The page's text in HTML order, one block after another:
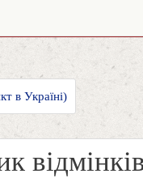
в Україні)